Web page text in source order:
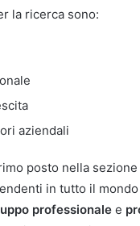
la ricerca sono:
aziendali
posto nella sezione
in tutto il
professionale e